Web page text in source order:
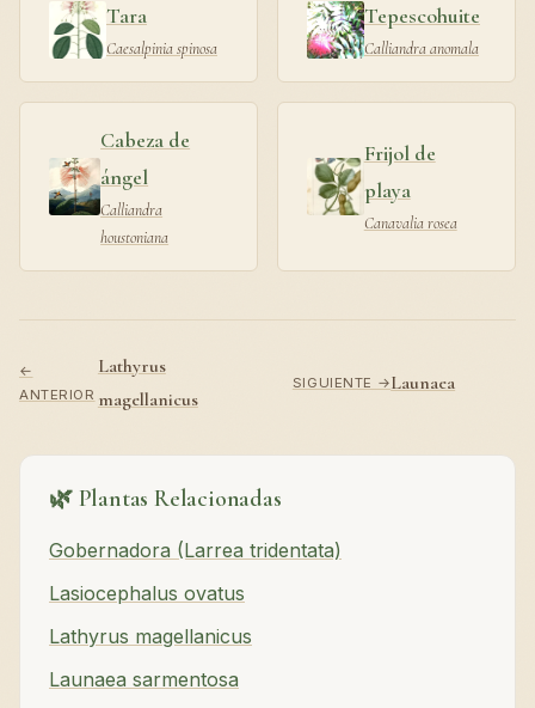
Tara
Caesalpinia spinosa
Tepescohuite
Calliandra anomala
Cabeza de
ángel
Calliandra
houstoniana
Frijol de
playa
Canavalia rosea
←
ANTERIOR
Lathyrus
magellanicus
SIGUIENTE →Launaea
🌿 Plantas Relacionadas
Gobernadora (Larrea tridentata)
Lasiocephalus ovatus
Lathyrus magellanicus
Launaea sarmentosa